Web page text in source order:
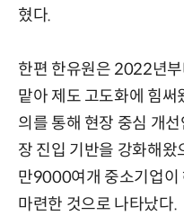
혔다.
한편 한유원은 2022년
맡아 제도 고도화에 힘써
의를 통해 현장 중심 개
장 진입 기반을 강화해왔
만9000여개 중소기업이
마련한 것으로 나타났다.